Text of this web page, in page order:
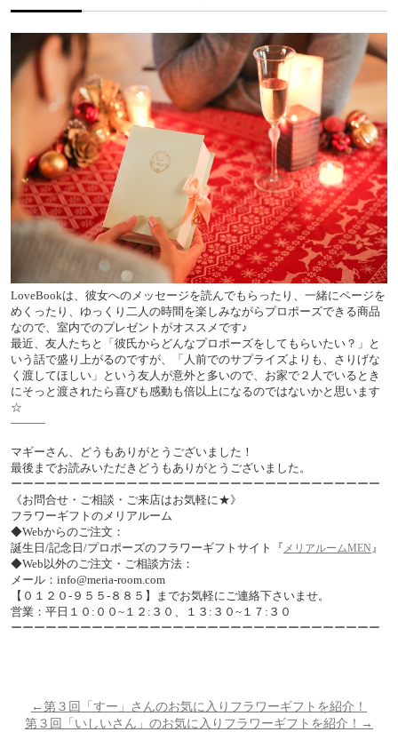
LoveBookは、彼女へのメッセージを読んでもらったり、一緒にページを
めくったり、ゆっくり二人の時間を楽しみながらプロポーズできる商品
なので、室内でのプレゼントがオススメです♪
最近、友人たちと「彼氏からどんなプロポーズをしてもらいたい？」と
いう話で盛り上がるのですが、「人前でのサプライズよりも、さりげな
く渡してほしい」という友人が意外と多いので、お家で２人でいるとき
にそっと渡されたら喜びも感動も倍以上になるのではないかと思います
☆
―――
マギーさん、どうもありがとうございました！
最後までお読みいただきどうもありがとうございました。
ーーーーーーーーーーーーーーーーーーーーーーーーーーーーーーーー
《お問合せ・ご相談・ご来店はお気軽に★》
フラワーギフトのメリアルーム
◆Webからのご注文：
誕生日/記念日/プロポーズのフラワーギフトサイト『 メリアルームMEN 』
◆Web以外のご注文・ご相談方法：
メール：info@meria-room.com
【０１２０-９５５-８８５】までお気軽にご連絡下さいませ。
営業：平日１０:００~１２:３０、１３:３０~１７:３０
ーーーーーーーーーーーーーーーーーーーーーーーーーーーーーーーー
←第３回「すー」さんのお気に入りフラワーギフトを紹介！
第３回「いしいさん」のお気に入りフラワーギフトを紹介！→